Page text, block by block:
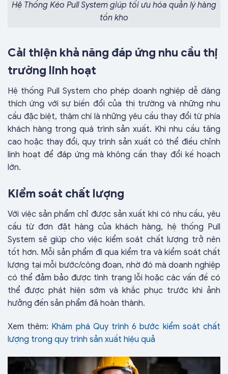
Hệ Thống Kéo Pull System giúp tối ưu hóa quản lý hàng
tồn kho
Cải thiện khả năng đáp ứng nhu cầu thị
trường linh hoạt
Hệ thống Pull System cho phép doanh nghiệp dễ dàng
thích ứng với sự biến đổi của thị trường và những nhu
cầu đặc biệt, thậm chí là những yêu cầu thay đổi từ phía
khách hàng trong quá trình sản xuất. Khi nhu cầu tăng
cao hoặc thay đổi, quy trình sản xuất có thể điều chỉnh
linh hoạt để đáp ứng mà không cần thay đổi kế hoạch
lớn.
Kiểm soát chất lượng
Với việc sản phẩm chỉ được sản xuất khi có nhu cầu, yêu
cầu từ đơn đặt hàng của khách hàng, hệ thống Pull
System sẽ giúp cho việc kiểm soát chất lượng trở nên
tốt hơn. Mỗi sản phẩm đi qua kiểm tra và kiểm soát chất
lượng tại mỗi bước/công đoạn, nhờ đó mà doanh nghiệp
có thể đảm bảo được tình trạng lỗi hoặc các vấn đề có
thể được phát hiện sớm và khắc phục trước khi ảnh
hưởng đến sản phẩm đã hoàn thành.
Xem thêm: Khám phá Quy trình 6 bước kiểm soát chất
lượng trong quy trình sản xuất hiệu quả